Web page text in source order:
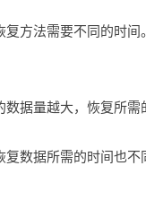
复方法需要不同的时
据量越大，恢复所需
数据所需的时间也